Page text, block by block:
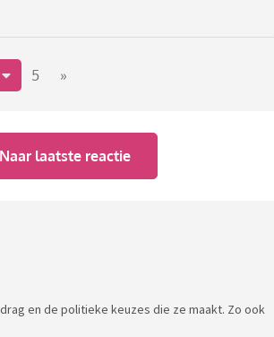
is, de grootste misdaad die je in
5 »
Naar laatste reactie
en de politieke keuzes die ze maakt. Zo ook